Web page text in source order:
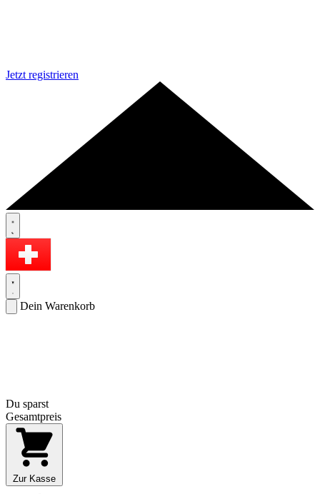
Jetzt registrieren
Dein Warenkorb
Du sparst
Gesamtpreis
Zur Kasse